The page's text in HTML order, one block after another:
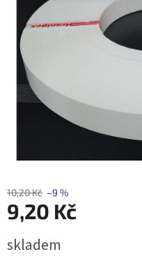
hvězdiček.
10,20 Kč –9 %
9,20 Kč
cena:
skladem